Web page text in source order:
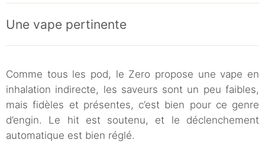
Une vape pertinente
Comme tous les pod, le Zero propose une vape en
inhalation indirecte, les saveurs sont un peu faibles,
mais fidèles et présentes, c’est bien pour ce genre
d’engin. Le hit est soutenu, et le déclenchement
automatique est bien réglé.